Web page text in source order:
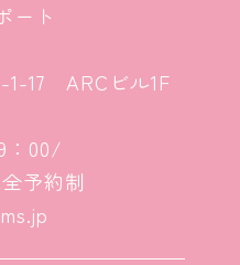
ート
1-17 ARCビル1F
：00/
予約制